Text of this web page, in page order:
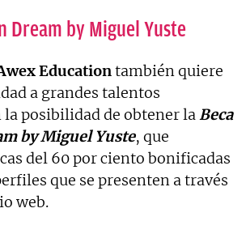
Dream by Miguel Yuste
Educationtambién quiere
a grandes talentos
la posibilidad de obtener laBeca
by Miguel Yuste, que
del 60 por ciento bonificadas
que se presenten a través
web.